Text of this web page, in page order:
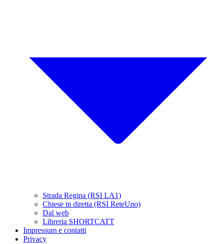
Strada Regina (RSI LA1)
Chiese in diretta (RSI ReteUno)
Dal web
Libreria SHORTCATT
Impressum e contatti
Privacy